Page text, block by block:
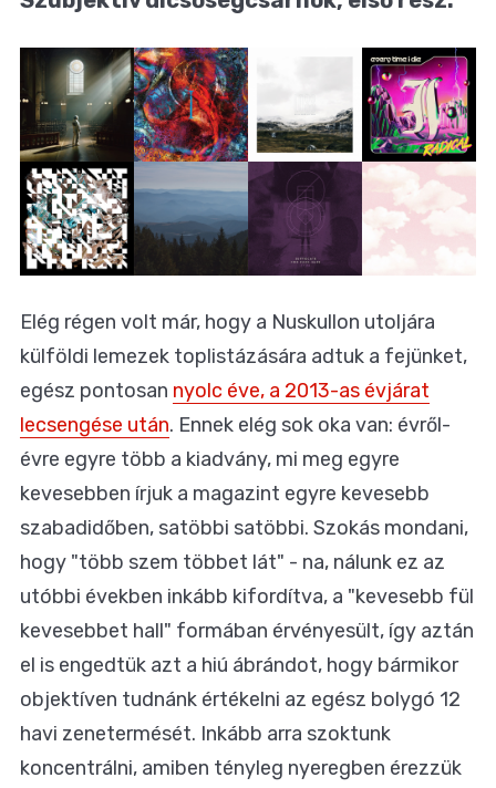
Elég régen volt már, hogy a Nuskullon utoljára
külföldi lemezek toplistázására adtuk a fejünket,
egész pontosan nyolc éve, a 2013-as évjárat
lecsengése után. Ennek elég sok oka van: évről-
évre egyre több a kiadvány, mi meg egyre
kevesebben írjuk a magazint egyre kevesebb
szabadidőben, satöbbi satöbbi. Szokás mondani,
hogy "több szem többet lát" - na, nálunk ez az
utóbbi években inkább kifordítva, a "kevesebb fül
kevesebbet hall" formában érvényesült, így aztán
el is engedtük azt a hiú ábrándot, hogy bármikor
objektíven tudnánk értékelni az egész bolygó 12
havi zenetermését. Inkább arra szoktunk
koncentrálni, amiben tényleg nyeregben érezzük